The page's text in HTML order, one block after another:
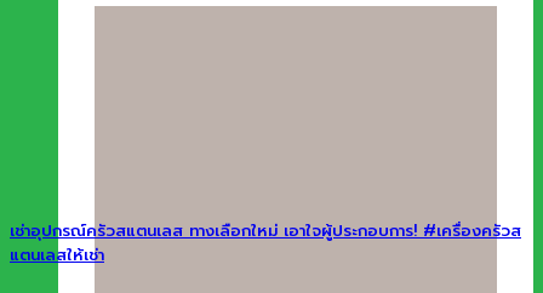
เช่าอุปกรณ์ครัวสแตนเลส ทางเลือกใหม่ เอาใจผู้ประกอบการ! #เครื่องครัวส
แตนเลสให้เช่า